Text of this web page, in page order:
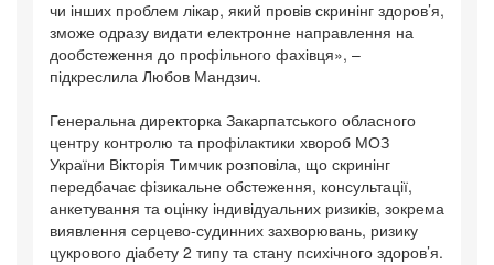
чи інших проблем лікар, який провів скринінг здоров’я,
зможе одразу видати електронне направлення на
дообстеження до профільного фахівця», –
підкреслила Любов Мандзич.
Генеральна директорка Закарпатського обласного
центру контролю та профілактики хвороб МОЗ
України Вікторія Тимчик розповіла, що скринінг
передбачає фізикальне обстеження, консультації,
анкетування та оцінку індивідуальних ризиків, зокрема
виявлення серцево-судинних захворювань, ризику
цукрового діабету 2 типу та стану психічного здоров’я.